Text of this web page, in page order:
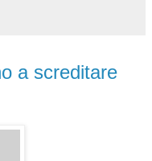
a screditare